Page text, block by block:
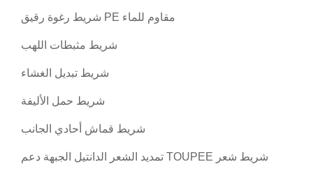
شريط رغوة رقيق PE مقاوم للماء
شريط مثبطات اللهب
شريط تبديل الغشاء
شريط حمل الأليفة
شريط قماش أحادي الجانب
تمديد الشعر الدانتيل الجبهة دعم TOUPEE شريط شعر